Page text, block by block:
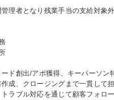
理者となり残業手当の支給対象
ド創出/アポ獲得、キーパーソン
成、クロージングまで一貫して
ラブル対応を通じて顧客フォロー